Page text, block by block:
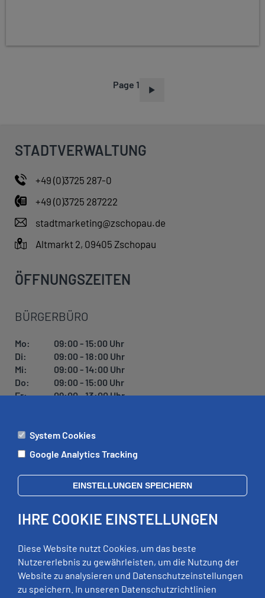
Page 1
STADTVERWALTUNG
+49 (0)3725 287-0
+49 (0)3725 287222
stadtmarketing@zschopau.de
Altmarkt 2, 09405 Zschopau
ÖFFNUNGSZEITEN
BÜRGERBÜRO
Mo:
09:00 - 15:00 Uhr
Di:
09:00 - 18:00 Uhr
Mi:
09:00 - 14:00 Uhr
Do:
09:00 - 15:00 Uhr
Fr:
09:00 - 13:00 Uhr
ÄMTER
Di:
09:00 - 12:00 Uhr, 13:00 - 18:00 Uhr
Mi:
geschlossen
Fr:
09:00 - 12:00 Uhr
RECHTLICHES
System Cookies
Google Analytics Tracking
EINSTELLUNGEN SPEICHERN
IHRE COOKIE EINSTELLUNGEN
Diese Website nutzt Cookies, um das beste
Nutzererlebnis zu gewährleisten, um die Nutzung der
Website zu analysieren und Datenschutzeinstellungen
zu speichern. In unseren Datenschutzrichtlinien